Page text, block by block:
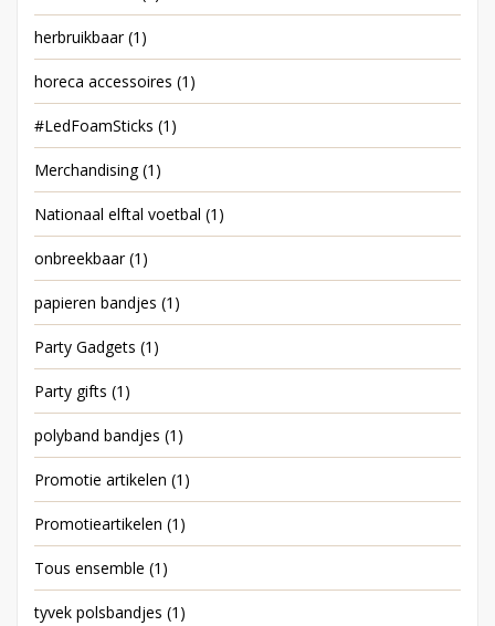
herbruikbaar(1)
horeca accessoires (1)
#LedFoamSticks (1)
Merchandising(1)
Nationaal elftal voetbal (1)
onbreekbaar(1)
papieren bandjes (1)
Party Gadgets (1)
Party gifts (1)
polyband bandjes (1)
Promotie artikelen (1)
Promotieartikelen (1)
Tous ensemble (1)
tyvek polsbandjes (1)